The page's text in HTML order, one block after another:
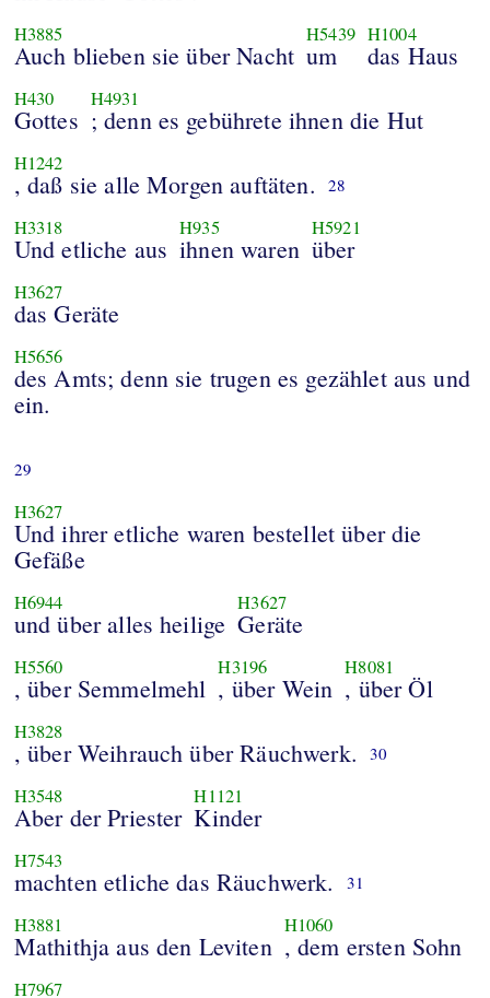
H3885
Auch blieben sie über Nacht
H5439
um
H1004
das Haus
H430
Gottes
H4931
; denn es gebührete ihnen die Hut
H1242
, daß sie alle Morgen auftäten. 28
H3318
Und etliche aus
H935
ihnen waren
H5921
über
H3627
das Geräte
H5656
des Amts; denn sie trugen es gezählet aus und
ein.
29
H3627
Und ihrer etliche waren bestellet über die
Gefäße
H6944
und über alles heilige
H3627
Geräte
H5560
, über Semmelmehl
H3196
, über Wein
H8081
, über Öl
H3828
, über Weihrauch über Räuchwerk. 30
H3548
Aber der Priester
H1121
Kinder
H7543
machten etliche das Räuchwerk. 31
H3881
Mathithja aus den Leviten
H1060
, dem ersten Sohn
H7967